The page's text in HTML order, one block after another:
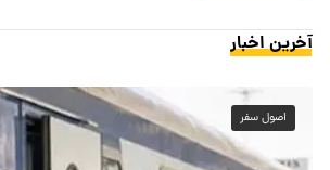
آخرین اخبار
اصول سفر